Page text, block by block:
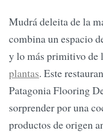
Mudrá deleita de la
combina un espacio
y lo más primitivo de
plantas. Este
Patagonia Flooring
sorprender por una
productos de origen